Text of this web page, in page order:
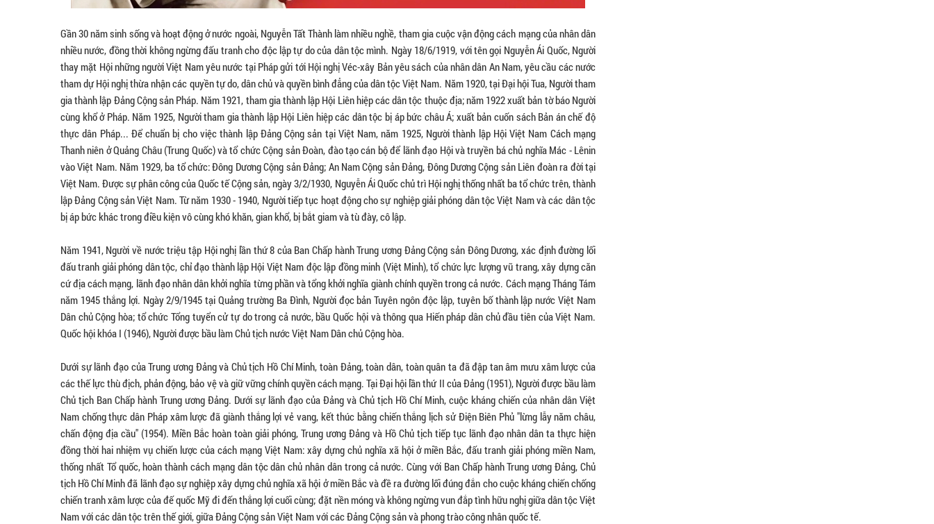
Gần 30 năm sinh sống và hoạt động ở nước ngoài, Nguyễn Tất Thành làm nhiều nghề, tham gia cuộc vận động cách mạng của nhân dân
nhiều nước, đồng thời không ngừng đấu tranh cho độc lập tự do của dân tộc mình. Ngày 18/6/1919, với tên gọi Nguyễn Ái Quốc, Người
thay mặt Hội những người Việt Nam yêu nước tại Pháp gửi tới Hội nghị Véc-xây Bản yêu sách của nhân dân An Nam, yêu cầu các nước
tham dự Hội nghị thừa nhận các quyền tự do, dân chủ và quyền bình đẳng của dân tộc Việt Nam. Năm 1920, tại Đại hội Tua, Người tham
gia thành lập Đảng Cộng sản Pháp. Năm 1921, tham gia thành lập Hội Liên hiệp các dân tộc thuộc địa; năm 1922 xuất bản tờ báo Người
cùng khổ ở Pháp. Năm 1925, Người tham gia thành lập Hội Liên hiệp các dân tộc bị áp bức châu Á; xuất bản cuốn sách Bản án chế độ
thực dân Pháp... Để chuẩn bị cho việc thành lập Đảng Cộng sản tại Việt Nam, năm 1925, Người thành lập Hội Việt Nam Cách mạng
Thanh niên ở Quảng Châu (Trung Quốc) và tổ chức Cộng sản Đoàn, đào tạo cán bộ để lãnh đạo Hội và truyền bá chủ nghĩa Mác - Lênin
vào Việt Nam. Năm 1929, ba tổ chức: Đông Dương Cộng sản Đảng; An Nam Cộng sản Đảng, Đông Dương Cộng sản Liên đoàn ra đời tại
Việt Nam. Được sự phân công của Quốc tế Cộng sản, ngày 3/2/1930, Nguyễn Ái Quốc chủ trì Hội nghị thống nhất ba tổ chức trên, thành
lập Đảng Cộng sản Việt Nam. Từ năm 1930 - 1940, Người tiếp tục hoạt động cho sự nghiệp giải phóng dân tộc Việt Nam và các dân tộc
bị áp bức khác trong điều kiện vô cùng khó khăn, gian khổ, bị bắt giam và tù đày, cô lập.
Năm 1941, Người về nước triệu tập Hội nghị lần thứ 8 của Ban Chấp hành Trung ương Đảng Cộng sản Đông Dương, xác định đường lối
đấu tranh giải phóng dân tộc, chỉ đạo thành lập Hội Việt Nam độc lập đồng minh (Việt Minh), tổ chức lực lượng vũ trang, xây dựng căn
cứ địa cách mạng, lãnh đạo nhân dân khởi nghĩa từng phần và tổng khởi nghĩa giành chính quyền trong cả nước. Cách mạng Tháng Tám
năm 1945 thắng lợi. Ngày 2/9/1945 tại Quảng trường Ba Đình, Người đọc bản Tuyên ngôn độc lập, tuyên bố thành lập nước Việt Nam
Dân chủ Cộng hòa; tổ chức Tổng tuyển cử tự do trong cả nước, bầu Quốc hội và thông qua Hiến pháp dân chủ đầu tiên của Việt Nam.
Quốc hội khóa I (1946), Người được bầu làm Chủ tịch nước Việt Nam Dân chủ Cộng hòa.
Dưới sự lãnh đạo của Trung ương Đảng và Chủ tịch Hồ Chí Minh, toàn Đảng, toàn dân, toàn quân ta đã đập tan âm mưu xâm lược của
các thế lực thù địch, phản động, bảo vệ và giữ vững chính quyền cách mạng. Tại Đại hội lần thứ II của Đảng (1951), Người được bầu làm
Chủ tịch Ban Chấp hành Trung ương Đảng. Dưới sự lãnh đạo của Đảng và Chủ tịch Hồ Chí Minh, cuộc kháng chiến của nhân dân Việt
Nam chống thực dân Pháp xâm lược đã giành thắng lợi vẻ vang, kết thúc bằng chiến thắng lịch sử Điện Biên Phủ "lừng lẫy năm châu,
chấn động địa cầu" (1954). Miền Bắc hoàn toàn giải phóng, Trung ương Đảng và Hồ Chủ tịch tiếp tục lãnh đạo nhân dân ta thực hiện
đồng thời hai nhiệm vụ chiến lược của cách mạng Việt Nam: xây dựng chủ nghĩa xã hội ở miền Bắc, đấu tranh giải phóng miền Nam,
thống nhất Tổ quốc, hoàn thành cách mạng dân tộc dân chủ nhân dân trong cả nước. Cùng với Ban Chấp hành Trung ương Đảng, Chủ
tịch Hồ Chí Minh đã lãnh đạo sự nghiệp xây dựng chủ nghĩa xã hội ở miền Bắc và đề ra đường lối đúng đắn cho cuộc kháng chiến chống
chiến tranh xâm lược của đế quốc Mỹ đi đến thắng lợi cuối cùng; đặt nền móng và không ngừng vun đắp tình hữu nghị giữa dân tộc Việt
Nam với các dân tộc trên thế giới, giữa Đảng Cộng sản Việt Nam với các Đảng Cộng sản và phong trào công nhân quốc tế.